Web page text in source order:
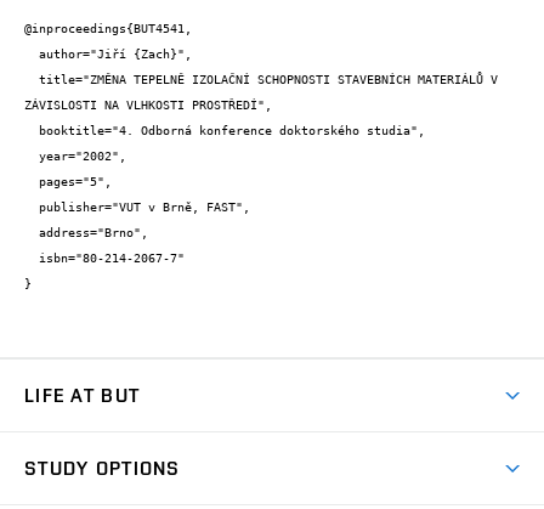
@inproceedings{BUT4541,
ZÁVISLOSTI NA VLHKOSTI PROSTŘEDÍ",
}
LIFE AT BUT
STUDY OPTIONS